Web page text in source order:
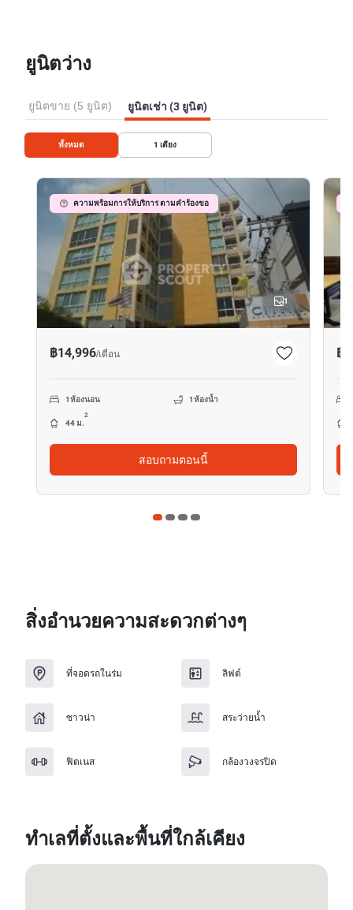
ยูนิตว่าง
ยูนิตขาย (5 ยูนิต) ยูนิตเช่า (3 ยูนิต)
ทั้งหมด 1 เตียง
ความพร้อมการให้บริการ ตามคำร้องขอ
1
฿14,996/เดือน
1ห้องนอน 1ห้องน้ำ
44 ม.
2
สอบถามตอนนี้
฿
สิ่งอำนวยความสะดวกต่างๆ
ที่จอดรถในร่ม ลิฟต์
ซาวน่า สระว่ายน้ำ
ฟิตเนส กล้องวงจรปิด
ทำเลที่ตั้งและพื้นที่ใกล้เคียง